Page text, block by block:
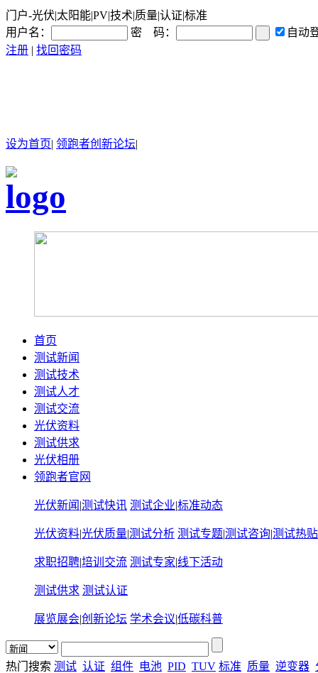
门户-光伏|太阳能|PV|技术|质量|认证|标准
用户名：
密 码：
自动
注册 | 找回密码
设为首页| 领跑者创新论坛|
首页
测试新闻
测试技术
测试人才
测试交流
光伏资料
测试供求
光伏相册
领跑者官网
光伏新闻 |测试快讯 测试企业|标准动态
光伏资料|光伏质量|测试分析 测试专题|测试咨询|测试热贴
求职招聘|培训交流 测试专家|线下活动
测试供求 测试认证
展览展会|创新论坛 学术会议|低碳科普
热门搜索 测试 认证 组件 电池 PID TUV 标准 质量 逆变器